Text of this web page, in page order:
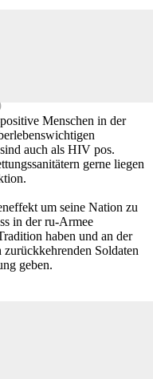
Menschen in der
auch als HIV pos.
gerne liegen
um seine Nation zu
in der ru-Armee
haben und an der
Soldaten
geben.